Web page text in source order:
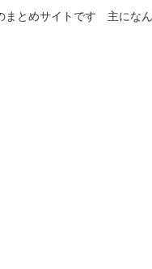
まとめサイトです 主にな